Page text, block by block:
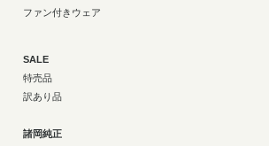
ファン付きウェア
SALE
特売品
訳あり品
諸岡純正